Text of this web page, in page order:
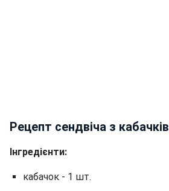
Рецепт сендвіча з кабачків
Інгредієнти:
кабачок - 1 шт.